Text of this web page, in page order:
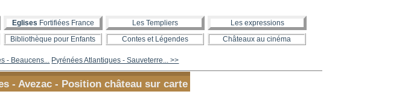
Eglises Fortifiées France Les Templiers
Les expressions
Bibliothèque pour Enfants Contes et Légendes Châteaux au cinéma
- Beaucens... Pyrénées Atlantiques - Sauveterre... >>
- Avezac - Position château sur carte